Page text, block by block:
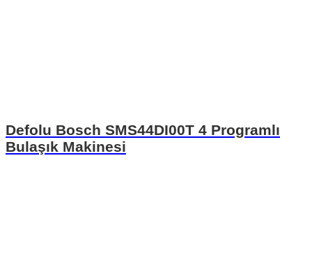
Defolu Bosch SMS44DI00T 4 Programlı
Bulaşık Makinesi